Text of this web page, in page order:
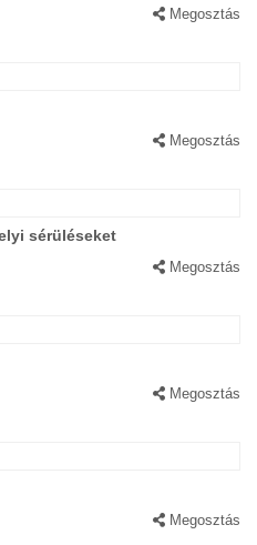
Megosztás
Megosztás
sérüléseket
Megosztás
Megosztás
Megosztás